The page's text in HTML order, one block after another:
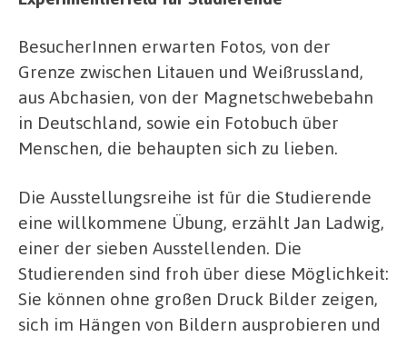
BesucherInnen erwarten Fotos, von der
Grenze zwischen Litauen und Weißrussland,
aus Abchasien, von der Magnetschwebebahn
in Deutschland, sowie ein Fotobuch über
Menschen, die behaupten sich zu lieben.
Die Ausstellungsreihe ist für die Studierende
eine willkommene Übung, erzählt Jan Ladwig,
einer der sieben Ausstellenden. Die
Studierenden sind froh über diese Möglichkeit:
Sie können ohne großen Druck Bilder zeigen,
sich im Hängen von Bildern ausprobieren und